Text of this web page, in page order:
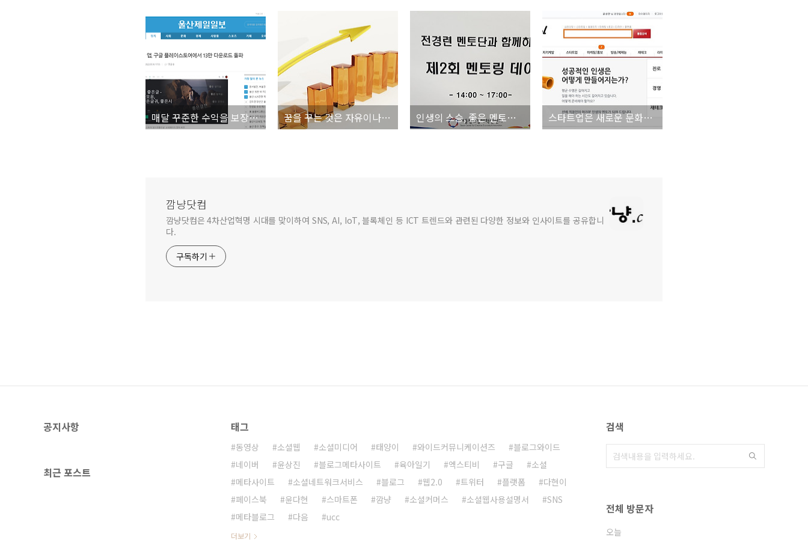
매달 꾸준한 수익을 보장하는 좋은글 명언 앱 제작해 드립니다 꿈을 꾸는 것은 자유이나 실행 방법도 함께 고민해야 한다 인생의 스승, 좋은 멘토를 찾는다면 어떻게 해야 할까? 스타트업은 새로운 문화를 만들고 바꾸는 일이다!
깜냥닷컴
깜냥닷컴은 4차산업혁명 시대를 맞이하여 SNS, AI, IoT, 블록체인 등 ICT 트렌드와 관련된 다양한 정보와 인사이트를 공유합니
다.
구독하기
공지사항
최근 포스트
태그
동영상 소셜웹 소셜미디어 태양이 와이드커뮤니케이션즈
블로그와이드
네이버
윤상진 블로그메타사이트 육아일기 엑스티비 구글
소셜
메타사이트
소셜네트워크서비스 블로그 웹2.0 트위터 플랫폼
다현이
페이스북
윤다현 스마트폰 깜냥 소셜커머스 소셜웹사용설명서
SNS
메타블로그
다음 ucc
더보기
검색
전체 방문자
오늘